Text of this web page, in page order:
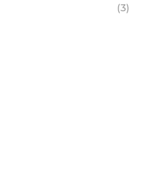
(3)